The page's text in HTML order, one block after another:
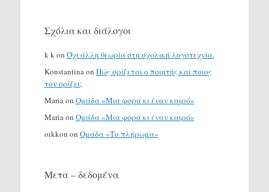
Σχόλια και διάλογοι
k k on Όχι άλλη θεωρία στη σχολική λογοτεχνία.
Konstantina on Πώς ορίζεται ο ποιητής και ποιος
τον ορίζει;
Maria on Ομάδα «Μια φορά κι έναν καιρό»
Maria on Ομάδα «Μια φορά κι έναν καιρό»
oikkon on Ομάδα «Το πλήρωμα»
Μετα – δεδομένα